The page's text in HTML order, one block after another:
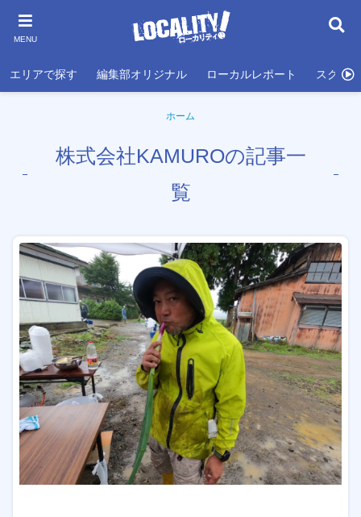
MENU
エリアで探す 編集部オリジナル ローカルレポート スクール
ホーム
株式会社KAMUROの記事一
覧